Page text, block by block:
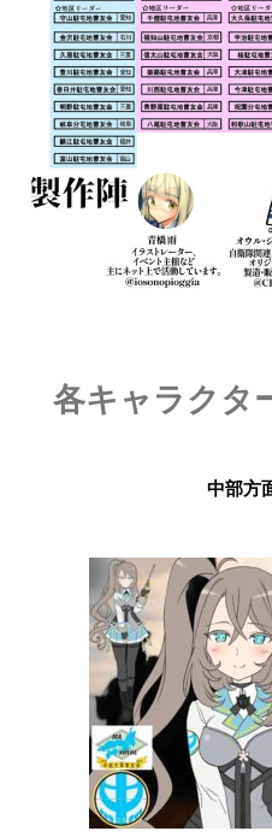
各キャラクタ
中部方